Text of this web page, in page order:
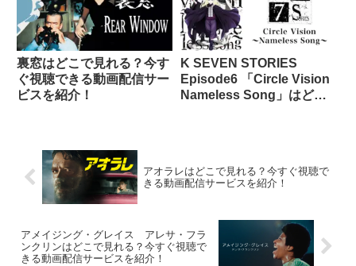
裏窓はどこで見れる？今す
ぐ視聴できる動画配信サー
ビスを紹介！
K SEVEN STORIES
Episode6 「Circle Vision
Nameless Song」はどこ
アオラレはどこで見れる？今すぐ視聴で
きる動画配信サービスを紹介！
アメイジング・グレイス アレサ・フラ
ンクリンはどこで見れる？今すぐ視聴で
きる動画配信サービスを紹介！